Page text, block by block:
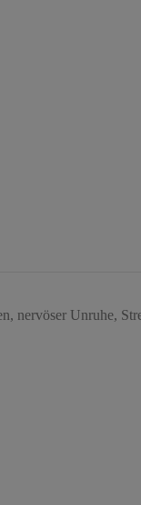
nervöser Unruhe,